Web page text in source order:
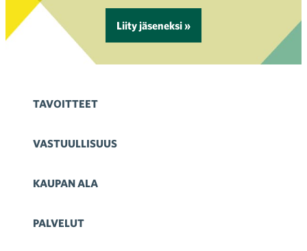
Liity jäseneksi »
TAVOITTEET
VASTUULLISUUS
KAUPAN ALA
PALVELUT